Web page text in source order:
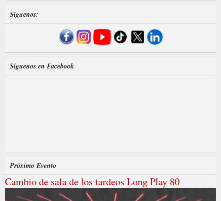
Síguenos:
Síguenos en Facebook
Próximo Evento
Cambio de sala de los tardeos Long Play 80